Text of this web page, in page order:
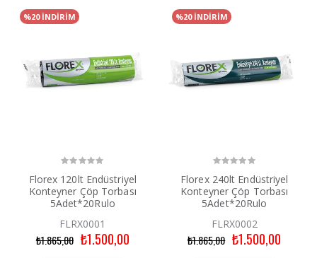
%20 İNDİRİM
Florex 120lt Endüstriyel
Konteyner Çöp Torbası
5Adet*20Rulo
FLRX0001
₺1.865,00 ₺1.500,00
%20 İNDİRİM
Florex 240lt Endüstriyel
Konteyner Çöp Torbası
5Adet*20Rulo
FLRX0002
₺1.865,00 ₺1.500,00